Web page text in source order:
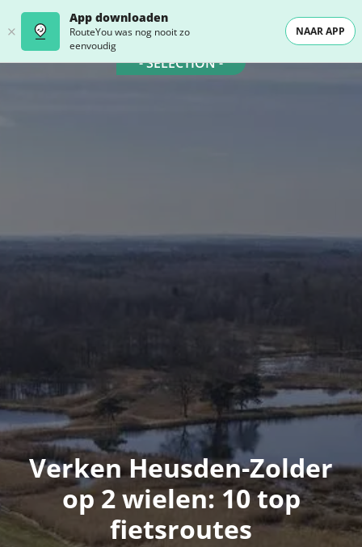
App downloaden
RouteYou was nog nooit zo
eenvoudig
NAAR APP
- SELECTION -
Verken Heusden-Zolder
op 2 wielen: 10 top
fietsroutes